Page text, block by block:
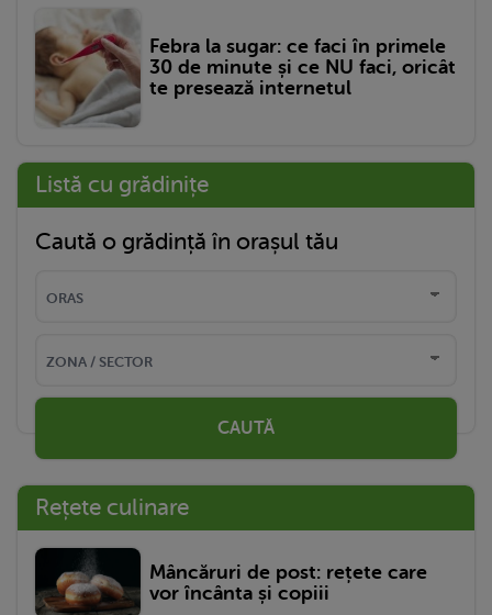
Febra la sugar: ce faci în primele
30 de minute și ce NU faci, oricât
te presează internetul
Listă cu grădinițe
Caută o grădință în orașul tău
CAUTĂ
Rețete culinare
Mâncăruri de post: rețete care
vor încânta și copiii